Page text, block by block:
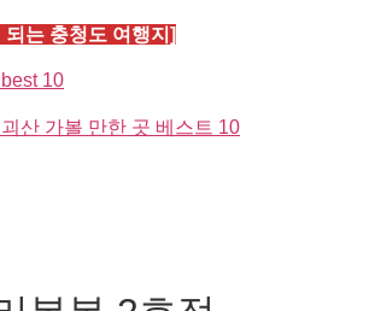
는 충청도 여행지]
10
산 가볼 만한 곳 베스트 10